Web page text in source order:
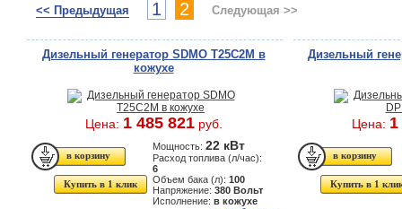
<< Предыдущая 1 2 Следующая >>
Дизельный генератор SDMO T25C2M в
кожухе
Цена: 1 485 821руб.
Купить в 1 клик
Мощность: 22 кВт
Расход топлива (л/час):
6
Объем бака (л): 100
Напряжение: 380 Вольт
Исполнение: в кожухе
Дизельный
Цена:
Купить в 1